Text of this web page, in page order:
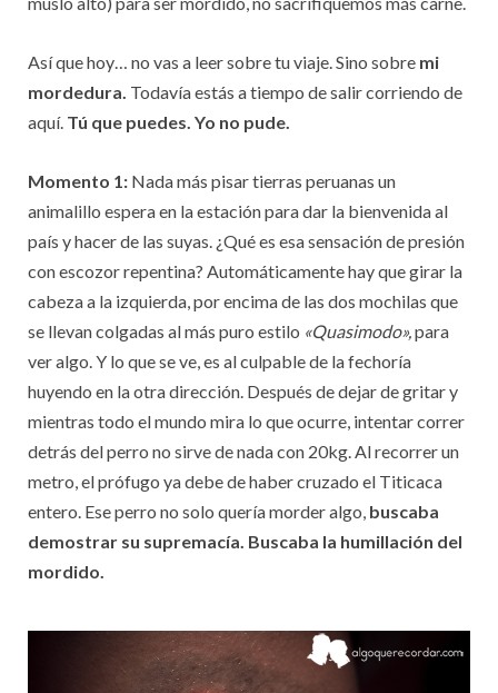
Así que hoy… no vas a leer sobre tu viaje. Sino sobre mi
mordedura. Todavía estás a tiempo de salir corriendo de
aquí. Tú que puedes. Yo no pude.
Momento 1: Nada más pisar tierras peruanas un
animalillo espera en la estación para dar la bienvenida al
país y hacer de las suyas. ¿Qué es esa sensación de presión
con escozor repentina? Automáticamente hay que girar la
cabeza a la izquierda, por encima de las dos mochilas que
se llevan colgadas al más puro estilo «Quasimodo», para
ver algo. Y lo que se ve, es al culpable de la fechoría
huyendo en la otra dirección. Después de dejar de gritar y
mientras todo el mundo mira lo que ocurre, intentar correr
detrás del perro no sirve de nada con 20kg. Al recorrer un
metro, el prófugo ya debe de haber cruzado el Titicaca
entero. Ese perro no solo quería morder algo, buscaba
demostrar su supremacía. Buscaba la humillación del
mordido.